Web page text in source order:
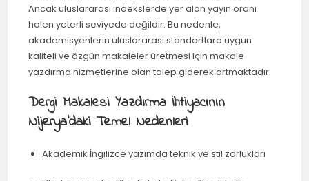
Ancak uluslararası indekslerde yer alan yayın oranı
halen yeterli seviyede değildir. Bu nedenle,
akademisyenlerin uluslararası standartlara uygun
kaliteli ve özgün makaleler üretmesi için makale
yazdırma hizmetlerine olan talep giderek artmaktadır.
Dergi Makalesi Yazdırma İhtiyacının
Nijerya’daki Temel Nedenleri
Akademik İngilizce yazımda teknik ve stil zorlukları